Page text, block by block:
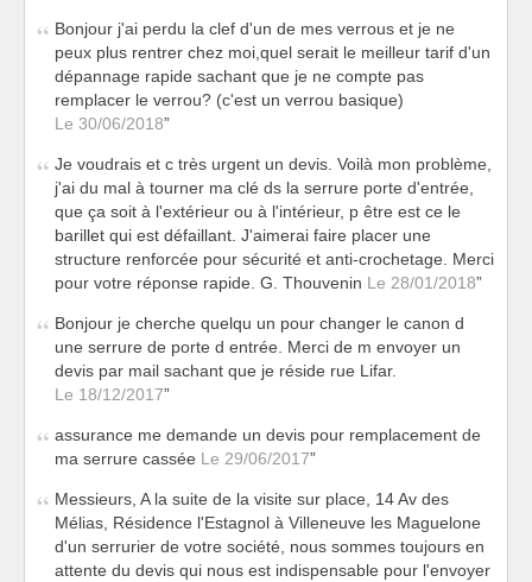
Bonjour j'ai perdu la clef d'un de mes verrous et je ne
peux plus rentrer chez moi,quel serait le meilleur tarif d'un
dépannage rapide sachant que je ne compte pas
remplacer le verrou? (c'est un verrou basique)
Le 30/06/2018
Je voudrais et c très urgent un devis. Voilà mon problème,
j'ai du mal à tourner ma clé ds la serrure porte d'entrée,
que ça soit à l'extérieur ou à l'intérieur, p être est ce le
barillet qui est défaillant. J'aimerai faire placer une
structure renforcée pour sécurité et anti-crochetage. Merci
pour votre réponse rapide. G. Thouvenin Le 28/01/2018
Bonjour je cherche quelqu un pour changer le canon d
une serrure de porte d entrée. Merci de m envoyer un
devis par mail sachant que je réside rue Lifar.
Le 18/12/2017
assurance me demande un devis pour remplacement de
ma serrure cassée Le 29/06/2017
Messieurs, A la suite de la visite sur place, 14 Av des
Mélias, Résidence l'Estagnol à Villeneuve les Maguelone
d'un serrurier de votre société, nous sommes toujours en
attente du devis qui nous est indispensable pour l'envoyer